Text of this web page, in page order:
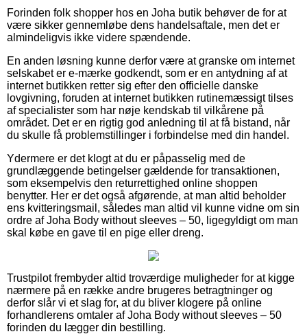
Forinden folk shopper hos en Joha butik behøver de for at
være sikker gennemløbe dens handelsaftale, men det er
almindeligvis ikke videre spændende.
En anden løsning kunne derfor være at granske om internet
selskabet er e-mærke godkendt, som er en antydning af at
internet butikken retter sig efter den officielle danske
lovgivning, foruden at internet butikken rutinemæssigt tilses
af specialister som har nøje kendskab til vilkårene på
området. Det er en rigtig god anledning til at få bistand, når
du skulle få problemstillinger i forbindelse med din handel.
Ydermere er det klogt at du er påpasselig med de
grundlæggende betingelser gældende for transaktionen,
som eksempelvis den returrettighed online shoppen
benytter. Her er det også afgørende, at man altid beholder
ens kvitteringsmail, således man altid vil kunne vidne om sin
ordre af Joha Body without sleeves – 50, ligegyldigt om man
skal købe en gave til en pige eller dreng.
Trustpilot frembyder altid troværdige muligheder for at kigge
nærmere på en række andre brugeres betragtninger og
derfor slår vi et slag for, at du bliver klogere på online
forhandlerens omtaler af Joha Body without sleeves – 50
forinden du lægger din bestilling.